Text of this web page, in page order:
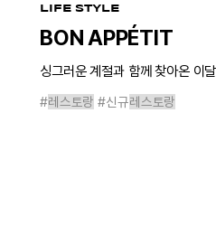
LIFE STYLE
BON APPÉTIT
싱그러운 계절과 함께 찾아온 이
#레스토랑 #신규레스토랑